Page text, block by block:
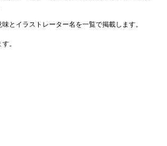
とイラストレーター名を一覧で掲載します。
。